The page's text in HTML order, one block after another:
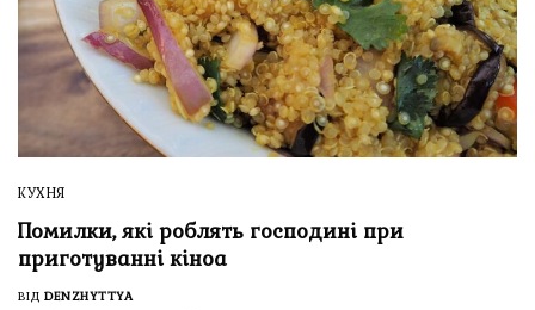
КУХНЯ
Помилки, які роблять господині при
приготуванні кіноа
ВІД DENZHYTTYA